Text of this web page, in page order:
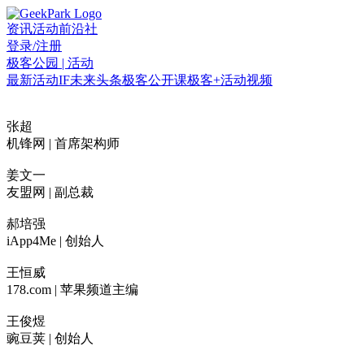
资讯活动前沿社
登录/注册
极客公园 | 活动
最新活动IF未来头条极客公开课极客+活动视频
张超
机锋网 | 首席架构师
姜文一
友盟网 | 副总裁
郝培强
iApp4Me | 创始人
王恒威
178.com | 苹果频道主编
王俊煜
豌豆荚 | 创始人